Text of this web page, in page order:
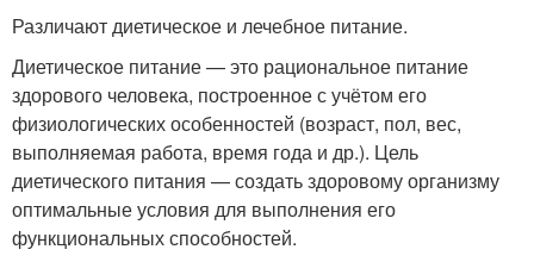
Различают диетическое и лечебное питание.
Диетическое питание — это рациональное питание
здорового человека, построенное с учётом его
физиологических особенностей (возраст, пол, вес,
выполняемая работа, время года и др.). Цель
диетического питания — создать здоровому организму
оптимальные условия для выполнения его
функциональных способностей.